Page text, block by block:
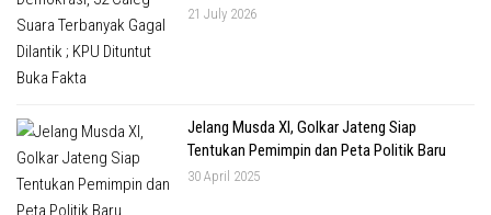
21 July 2026
Jelang Musda XI, Golkar Jateng Siap
Tentukan Pemimpin dan Peta Politik Baru
30 April 2025